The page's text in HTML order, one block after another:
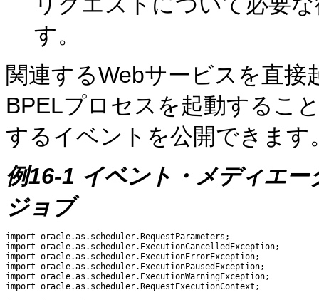
す。
関連するWebサービスを直接
BPELプロセスを起動するこ
するイベントを公開できます
例16-1 イベント・メディエ
ジョブ
import oracle.as.scheduler.RequestParameters;
import oracle.as.scheduler.ExecutionCancelledException;
import oracle.as.scheduler.ExecutionErrorException;
import oracle.as.scheduler.ExecutionPausedException;
import oracle.as.scheduler.ExecutionWarningException;
import oracle.as.scheduler.RequestExecutionContext;